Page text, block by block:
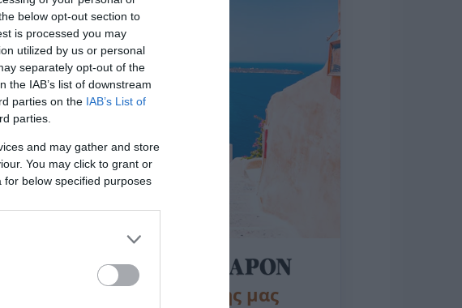
below opt-out section to
is processed you may
utilized by us or personal
separately opt-out of the
IAB’s list of downstream
parties on the IAB’s List of
parties.
and may gather and store
You may click to grant or
below specified purposes
της Ζωής μας